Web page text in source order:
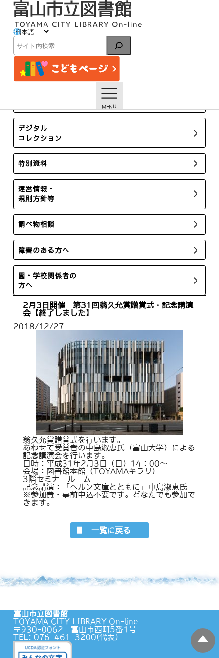
検
索
イベント
トップページ
イベント一覧
2月3日開催 第31回翁久允賞贈賞式・記念講演会【終了し
ました】
デジタル
コレクション
特別資料
運営情報・
規則方針等
調べ物相談
障害のある方へ
園・学校関係者の
方へ
2月3日開催 第31回翁久允賞贈賞式・記念講演
会【終了しました】
2018/12/27
翁久允賞贈賞式を行います。
あわせて受賞者の中島淑恵氏（富山大学）による
記念講演会を行います。
日時：平成31年2月3日（日）14：00～
会場：図書館本館（TOYAMAキラリ）
3階セミナールーム
記念講演：「ヘルン文庫とともに」中島淑恵氏
※参加費・事前申込不要です。どなたでも参加で
きます。
一覧に戻る
蔵書検索
富山市立図書館
TOYAMA CITY LIBRARY On-line
〒930-0062 富山市西町5番1号
TEL: 076-461-3200(代表）